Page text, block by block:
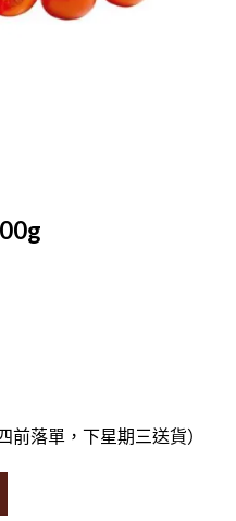
落單，下星期三送貨）
500g量